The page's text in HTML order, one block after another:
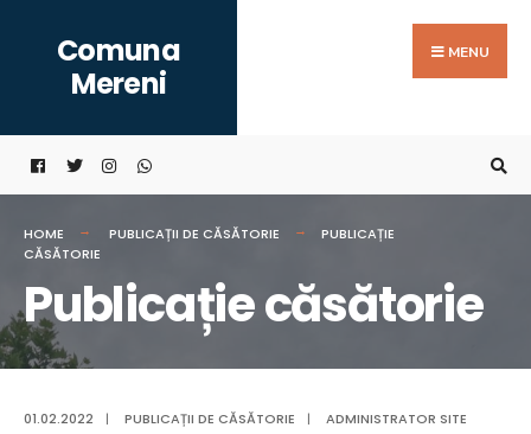
content
Comuna
Mereni
MENU
HOME PUBLICAȚII DE CĂSĂTORIE
PUBLICAȚIE
CĂSĂTORIE
Publicație căsătorie
01.02.2022 | PUBLICAȚII DE CĂSĂTORIE | ADMINISTRATOR SITE
for: